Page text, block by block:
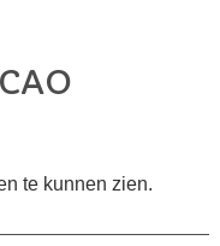
te kunnen zien.